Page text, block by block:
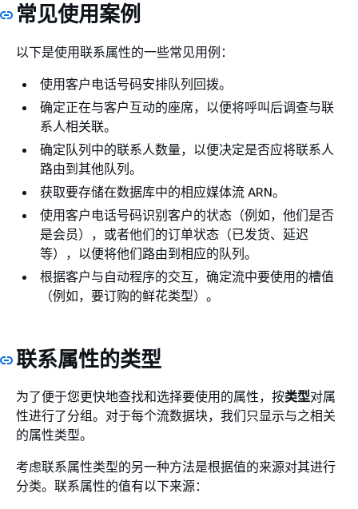
常见使用案例
以下是使用联系属性的一些常见用例：
使用客户电话号码安排队列回拨。
确定正在与客户互动的座席，以便将呼叫后调查与联
系人相关联。
确定队列中的联系人数量，以便决定是否应将联系人
路由到其他队列。
获取要存储在数据库中的相应媒体流 ARN。
使用客户电话号码识别客户的状态（例如，他们是否
是会员），或者他们的订单状态（已发货、延迟
等），以便将他们路由到相应的队列。
根据客户与自动程序的交互，确定流中要使用的槽值
（例如，要订购的鲜花类型）。
联系属性的类型
为了便于您更快地查找和选择要使用的属性，按类型对属
性进行了分组。对于每个流数据块，我们只显示与之相关
的属性类型。
考虑联系属性类型的另一种方法是根据值的来源对其进行
分类。联系属性的值有以下来源：